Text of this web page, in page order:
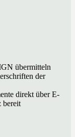
übermitteln
der
direkt über E-
bereit